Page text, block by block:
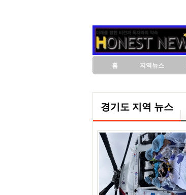
홈 지역뉴스
경기도 지역 뉴스